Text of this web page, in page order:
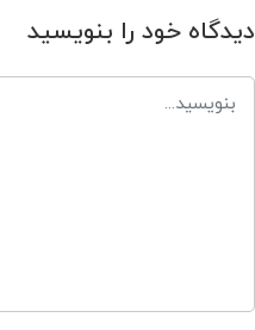
دیدگاه خود را بنویسید